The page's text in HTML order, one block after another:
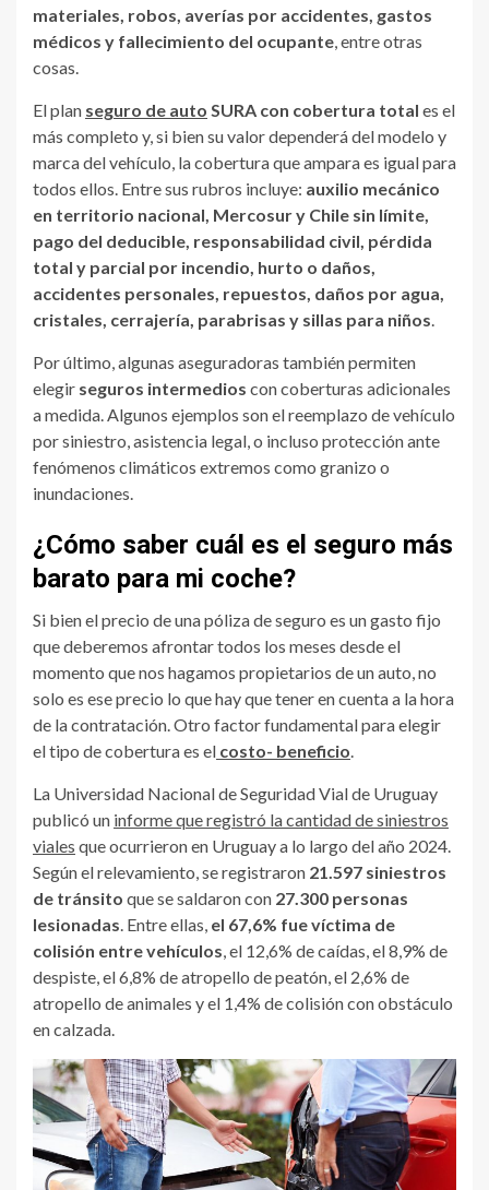
materiales, robos, averías por accidentes, gastos
médicos y fallecimiento del ocupante, entre otras
cosas.
El plan seguro de auto SURA con cobertura total es el
más completo y, si bien su valor dependerá del modelo y
marca del vehículo, la cobertura que ampara es igual para
todos ellos. Entre sus rubros incluye: auxilio mecánico
en territorio nacional, Mercosur y Chile sin límite,
pago del deducible, responsabilidad civil, pérdida
total y parcial por incendio, hurto o daños,
accidentes personales, repuestos, daños por agua,
cristales, cerrajería, parabrisas y sillas para niños.
Por último, algunas aseguradoras también permiten
elegir seguros intermedios con coberturas adicionales
a medida. Algunos ejemplos son el reemplazo de vehículo
por siniestro, asistencia legal, o incluso protección ante
fenómenos climáticos extremos como granizo o
inundaciones.
¿Cómo saber cuál es el seguro más
barato para mi coche?
Si bien el precio de una póliza de seguro es un gasto fijo
que deberemos afrontar todos los meses desde el
momento que nos hagamos propietarios de un auto, no
solo es ese precio lo que hay que tener en cuenta a la hora
de la contratación. Otro factor fundamental para elegir
el tipo de cobertura es el costo- beneficio.
La Universidad Nacional de Seguridad Vial de Uruguay
publicó un informe que registró la cantidad de siniestros
viales que ocurrieron en Uruguay a lo largo del año 2024.
Según el relevamiento, se registraron 21.597 siniestros
de tránsito que se saldaron con 27.300 personas
lesionadas. Entre ellas, el 67,6% fue víctima de
colisión entre vehículos, el 12,6% de caídas, el 8,9% de
despiste, el 6,8% de atropello de peatón, el 2,6% de
atropello de animales y el 1,4% de colisión con obstáculo
en calzada.